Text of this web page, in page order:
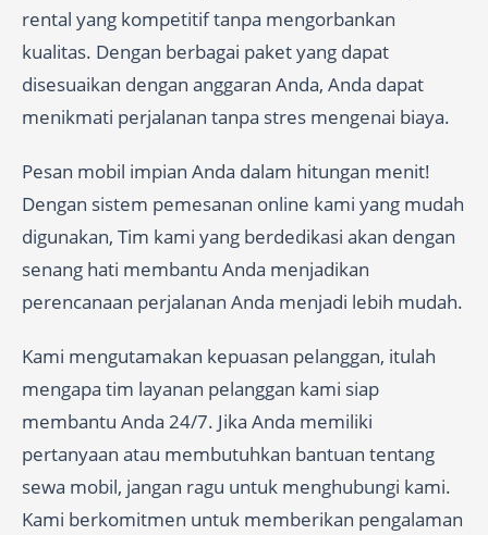
rental yang kompetitif tanpa mengorbankan
kualitas. Dengan berbagai paket yang dapat
disesuaikan dengan anggaran Anda, Anda dapat
menikmati perjalanan tanpa stres mengenai biaya.
Pesan mobil impian Anda dalam hitungan menit!
Dengan sistem pemesanan online kami yang mudah
digunakan, Tim kami yang berdedikasi akan dengan
senang hati membantu Anda menjadikan
perencanaan perjalanan Anda menjadi lebih mudah.
Kami mengutamakan kepuasan pelanggan, itulah
mengapa tim layanan pelanggan kami siap
membantu Anda 24/7. Jika Anda memiliki
pertanyaan atau membutuhkan bantuan tentang
sewa mobil, jangan ragu untuk menghubungi kami.
Kami berkomitmen untuk memberikan pengalaman